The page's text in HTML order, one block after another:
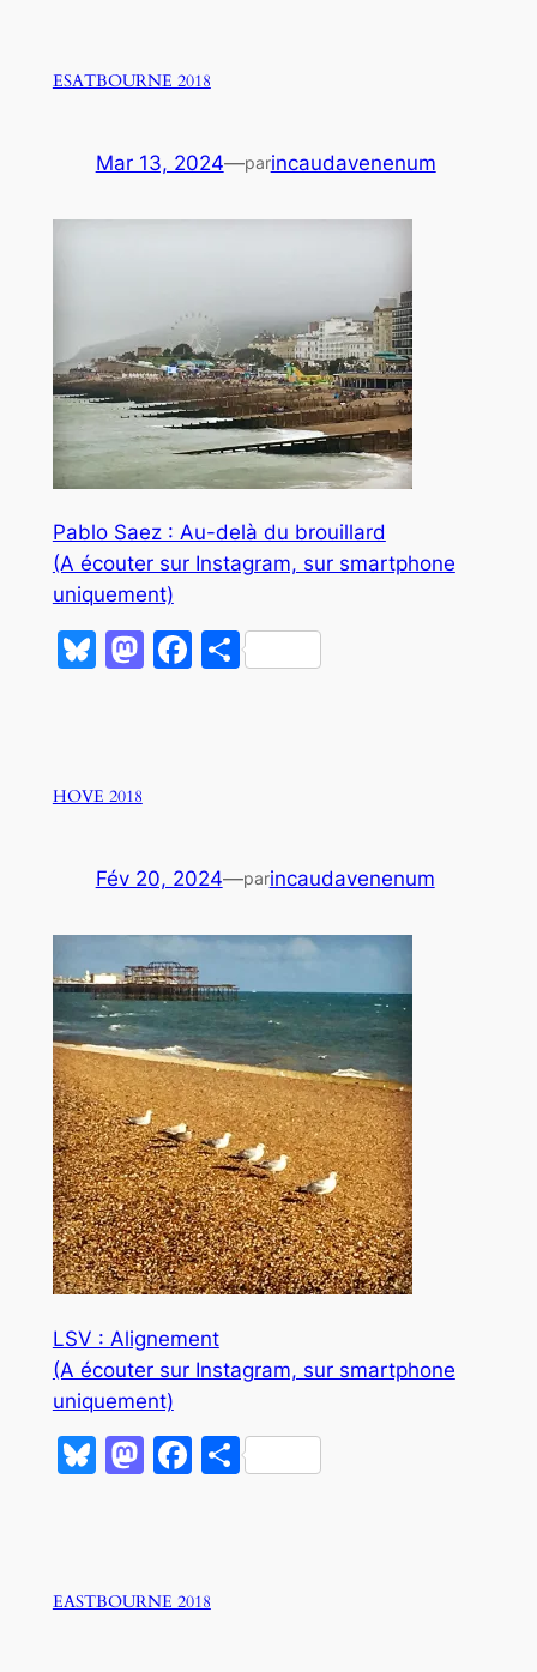
ESATBOURNE 2018
Mar 13, 2024—parincaudavenenum
Pablo Saez : Au-delà du brouillard
(A écouter sur Instagram, sur smartphone
uniquement)
Bluesky
Mastodon
Facebook
Partager
HOVE 2018
Fév 20, 2024—parincaudavenenum
LSV : Alignement
(A écouter sur Instagram, sur smartphone
uniquement)
Bluesky
Mastodon
Facebook
Partager
EASTBOURNE 2018